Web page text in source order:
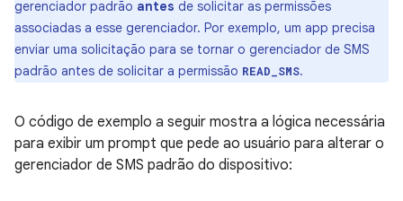
gerenciador padrão antes de solicitar as permissões
associadas a esse gerenciador. Por exemplo, um app precisa
enviar uma solicitação para se tornar o gerenciador de SMS
padrão antes de solicitar a permissão READ_SMS.
O código de exemplo a seguir mostra a lógica necessária
para exibir um prompt que pede ao usuário para alterar o
gerenciador de SMS padrão do dispositivo: